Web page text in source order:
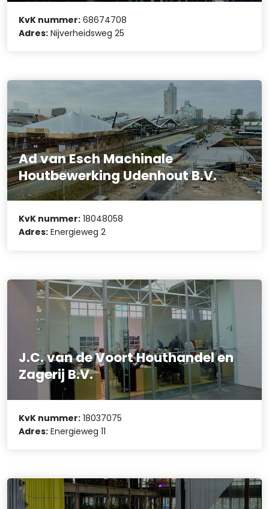
KvK nummer: 68674708
Adres: Nijverheidsweg 25
Ad van Esch Machinale
Houtbewerking Udenhout B.V.
KvK nummer: 18048058
Adres: Energieweg 2
J.C. van de Voort Houthandel en
Zagerij B.V.
KvK nummer: 18037075
Adres: Energieweg 11